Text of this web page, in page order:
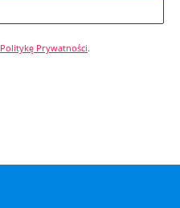
Politykę Prywatności.